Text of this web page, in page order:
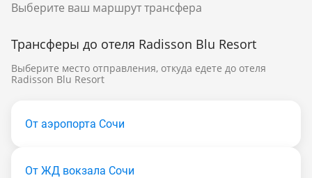
Выберите ваш маршрут трансфера
Трансферы до отеля Radisson Blu Resort
Выберите место отправления, откуда едете до отеля
Radisson Blu Resort
От аэропорта Сочи
От ЖД вокзала Сочи